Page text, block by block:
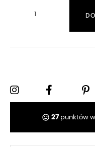
tag_faces 27punktów